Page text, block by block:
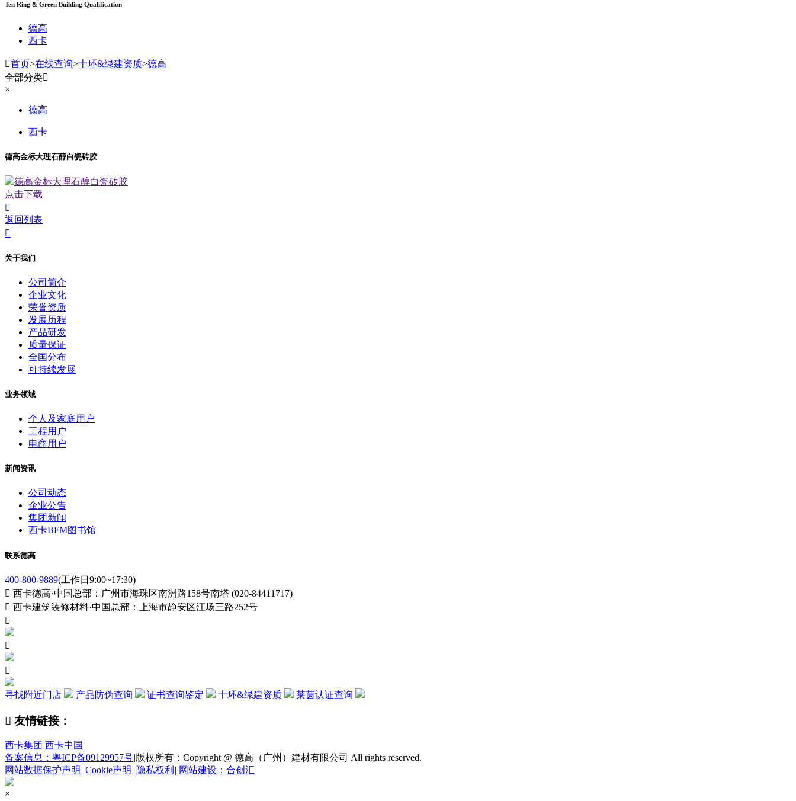
Ten Ring & Green Building Qualification
德高
西卡
首页>在线查询>十环&绿建资质>德高
全部分类
×
德高
西卡
德高金标大理石醇白瓷砖胶
德高金标大理石醇白瓷砖胶
点击下载

返回列表

关于我们
公司简介
企业文化
荣誉资质
发展历程
产品研发
质量保证
全国分布
可持续发展
业务领域
个人及家庭用户
工程用户
电商用户
新闻资讯
公司动态
企业公告
集团新闻
西卡BFM图书馆
联系德高
400-800-9889(工作日9:00~17:30)
 西卡德高·中国总部：广州市海珠区南洲路158号南塔 (020-84411717)
 西卡建筑装修材料·中国总部：上海市静安区江场三路252号



寻找附近门店 产品防伪查询 证书查询鉴定 十环&绿建资质 莱茵认证查询
 友情链接：
西卡集团 西卡中国
备案信息：粤ICP备09129957号|版权所有：Copyright @ 德高（广州）建材有限公司 All rights reserved.
网站数据保护声明 | Cookie声明 | 隐私权利 | 网站建设：合创汇
×